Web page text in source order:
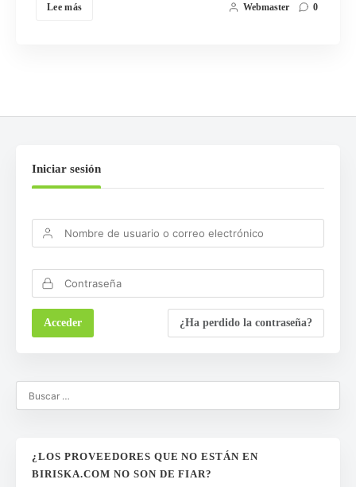
Lee más Webmaster 0
Iniciar sesión
¿Ha perdido la contraseña?
¿LOS PROVEEDORES QUE NO ESTÁN EN
BIRISKA.COM NO SON DE FIAR?